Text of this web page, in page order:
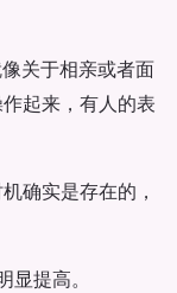
关于相亲或者面
起来，有人的表
确实是存在的，
提高。